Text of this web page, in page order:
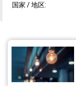
国家 / 地区: